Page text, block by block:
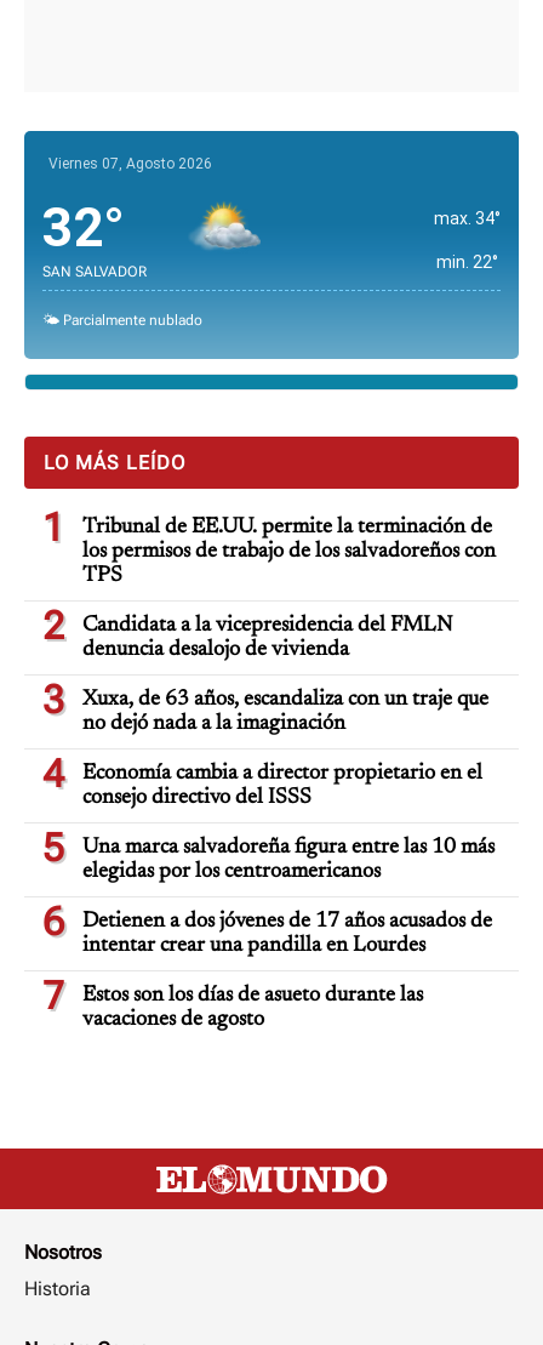
Viernes 07, Agosto 2026
32°
SAN SALVADOR
max. 34°
min. 22°
🌤️ Parcialmente nublado
LO MÁS LEÍDO
1
Tribunal de EE.UU. permite la terminación de
los permisos de trabajo de los salvadoreños con
TPS
2
Candidata a la vicepresidencia del FMLN
denuncia desalojo de vivienda
3
Xuxa, de 63 años, escandaliza con un traje que
no dejó nada a la imaginación
4
Economía cambia a director propietario en el
consejo directivo del ISSS
5
Una marca salvadoreña figura entre las 10 más
elegidas por los centroamericanos
6
Detienen a dos jóvenes de 17 años acusados de
intentar crear una pandilla en Lourdes
7
Estos son los días de asueto durante las
vacaciones de agosto
Nosotros
Historia